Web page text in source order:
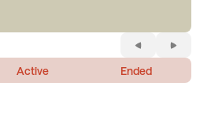
Active Ended